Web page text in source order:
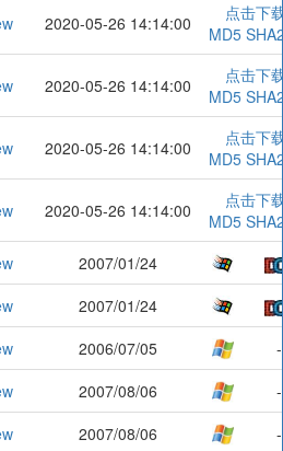
2020-05-26 14:14:00
点击下
MD5
2020-05-26 14:14:00
点击下
MD5
2020-05-26 14:14:00
点击下
MD5
2020-05-26 14:14:00
点击下
MD5
2007/01/24
2007/01/24
2006/07/05
-
2007/08/06
-
2007/08/06
-